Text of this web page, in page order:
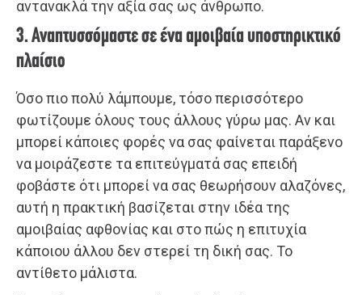
αντανακλά την αξία σας ως άνθρωπο.
3. Αναπτυσσόμαστε σε ένα αμοιβαία υποστηρικτικό
πλαίσιο
Όσο πιο πολύ λάμπουμε, τόσο περισσότερο
φωτίζουμε όλους τους άλλους γύρω μας. Αν και
μπορεί κάποιες φορές να σας φαίνεται παράξενο
να μοιράζεστε τα επιτεύγματά σας επειδή
φοβάστε ότι μπορεί να σας θεωρήσουν αλαζόνες,
αυτή η πρακτική βασίζεται στην ιδέα της
αμοιβαίας αφθονίας και στο πώς η επιτυχία
κάποιου άλλου δεν στερεί τη δική σας. Το
αντίθετο μάλιστα.